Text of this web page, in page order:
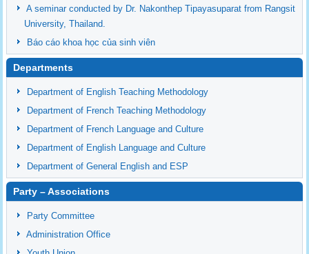
A seminar conducted by Dr. Nakonthep Tipayasuparat from Rangsit
University, Thailand.
Báo cáo khoa học của sinh viên
Departments
Department of English Teaching Methodology
Department of French Teaching Methodology
Department of French Language and Culture
Department of English Language and Culture
Department of General English and ESP
Party – Associations
Party Committee
Administration Office